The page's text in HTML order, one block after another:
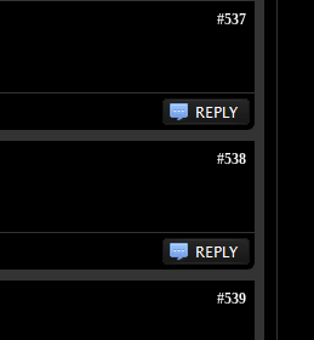
#537
#538
#539